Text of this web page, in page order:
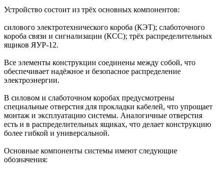
Устройство состоит из трёх основных компонентов:
силового электротехнического короба (КЭТ); слаботочного
короба связи и сигнализации (КСС); трёх распределительных
ящиков ЯУР-12.
Все элементы конструкции соединены между собой, что
обеспечивает надёжное и безопасное распределение
электроэнергии.
В силовом и слаботочном коробах предусмотрены
специальные отверстия для прокладки кабелей, что упрощает
монтаж и эксплуатацию системы. Аналогичные отверстия
есть и в распределительных ящиках, что делает конструкцию
более гибкой и универсальной.
Основные компоненты системы имеют следующие
обозначения: